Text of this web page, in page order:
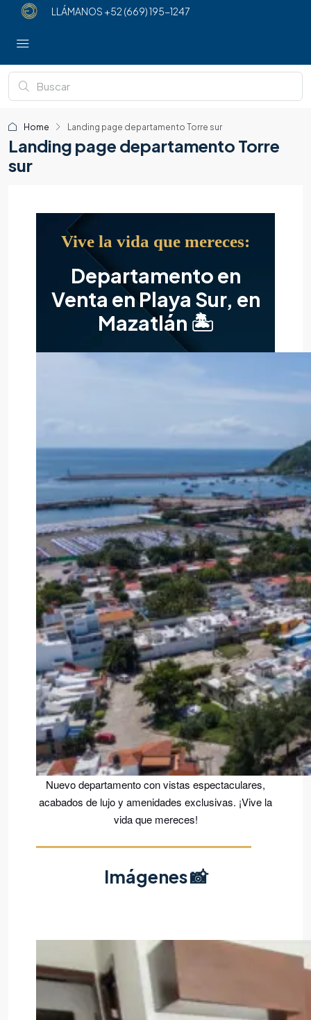
LLÁMANOS +52 (669) 195-1247
Home Landing page departamento Torre sur
Landing page departamento Torre
sur
Vive la vida que mereces:
Departamento en
Venta en Playa Sur, en
Mazatlán 🏝️
Nuevo departamento con vistas espectaculares,
acabados de lujo y amenidades exclusivas. ¡Vive la
vida que mereces!
Imágenes 📸